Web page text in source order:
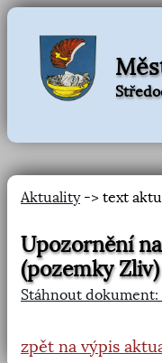
Aktuality-> text
Upozornění
(pozemky Zliv)
Stáhnout dokument:
zpět na výpis